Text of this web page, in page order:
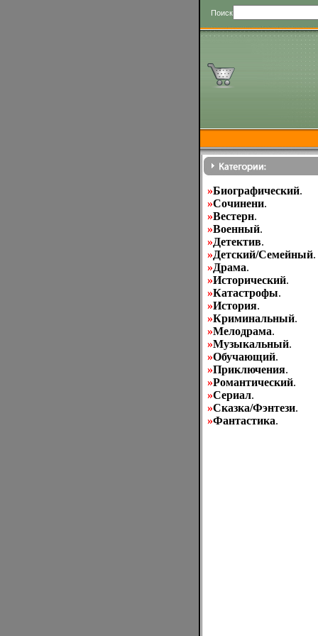
Поиск
»Биографический.
»Cочинени.
»Вестерн.
»Военный.
»Детектив.
»Детский/Семейный.
»Драма.
»Исторический.
»Катастрофы.
»История.
»Криминальный.
»Мелодрама.
»Музыкальный.
»Обучающий.
»Приключения.
»Романтический.
»Сериал.
»Сказка/Фэнтези.
»Фантастика.